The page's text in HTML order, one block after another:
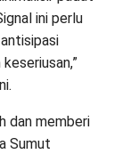
ini perlu
dan memberi
Sumut